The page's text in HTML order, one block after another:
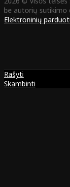
be autorių sutikimo
Elektroninių
Rašyti
Skambinti